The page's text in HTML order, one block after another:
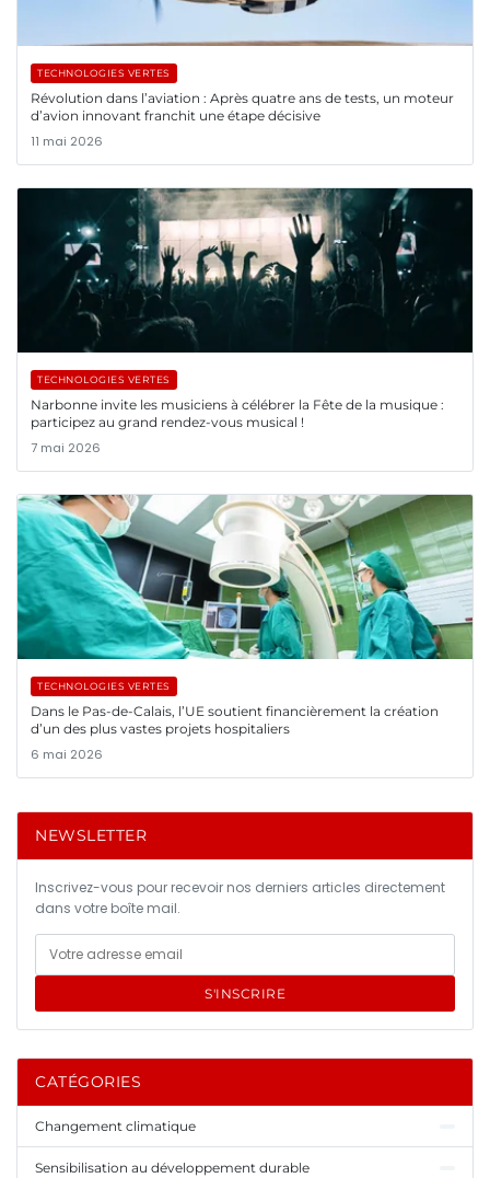
TECHNOLOGIES VERTES
Révolution dans l’aviation : Après quatre ans de tests, un moteur
d’avion innovant franchit une étape décisive
11 mai 2026
TECHNOLOGIES VERTES
Narbonne invite les musiciens à célébrer la Fête de la musique :
participez au grand rendez-vous musical !
7 mai 2026
TECHNOLOGIES VERTES
Dans le Pas-de-Calais, l’UE soutient financièrement la création
d’un des plus vastes projets hospitaliers
6 mai 2026
NEWSLETTER
Inscrivez-vous pour recevoir nos derniers articles directement
dans votre boîte mail.
S'INSCRIRE
CATÉGORIES
Changement climatique
Sensibilisation au développement durable